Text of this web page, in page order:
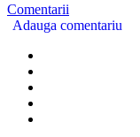
Comentarii
Adauga comentariu